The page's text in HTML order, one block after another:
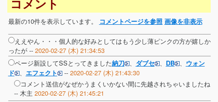
コメント
最新の10件を表示しています。 コメントページを参照 画像を非表示
ええやん・・・個人的な好みとしてはもう少し薄ピンクの方が嬉しか
ったが -- 2020-02-27 (木) 21:34:53
ページ新設してSSとってきました納刀 、 ダブセ 、 DB 、
ウォン
ド 、 エフェクト -- 2020-02-27 (木) 21:43:30
コメント送信がなぜかうまくいかない間に先越されちゃいましたね
-- 木主 2020-02-27 (木) 21:45:21